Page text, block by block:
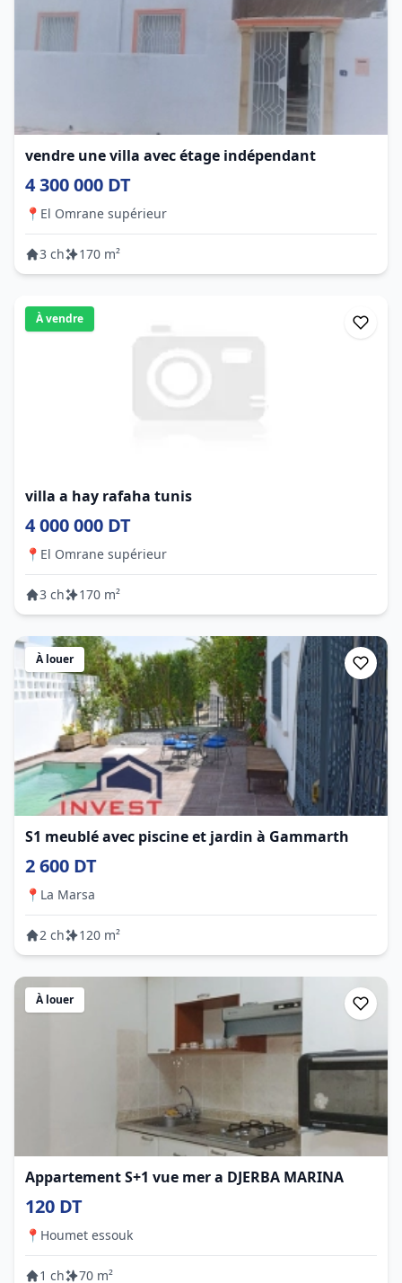
vendre une villa avec étage indépendant
4 300 000 DT
📍 El Omrane supérieur
3 ch 170 m²
À vendre
villa a hay rafaha tunis
4 000 000 DT
📍 El Omrane supérieur
3 ch 170 m²
À louer
S1 meublé avec piscine et jardin à Gammarth
2 600 DT
📍 La Marsa
2 ch 120 m²
À louer
Appartement S+1 vue mer a DJERBA MARINA
120 DT
📍 Houmet essouk
1 ch 70 m²